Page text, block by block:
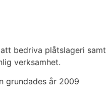
bedriva plåtslageri samt
verksamhet.
grundades år 2009